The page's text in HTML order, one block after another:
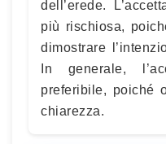
dell’erede.
più rischiosa,
dimostrare
In generale,
preferibile, poiché
chiarezza.